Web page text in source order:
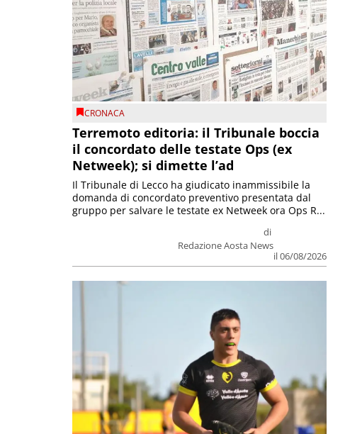
CRONACA
Terremoto editoria: il Tribunale boccia
il concordato delle testate Ops (ex
Netweek); si dimette l’ad
di
Redazione Aosta News
il 06/08/2026
Il Tribunale di Lecco ha giudicato inammissibile la
domanda di concordato preventivo presentata dal
gruppo per salvare le testate ex Netweek ora Ops R...